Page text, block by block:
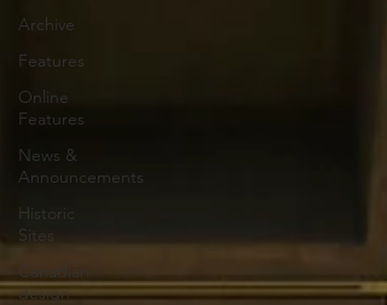
Archive
Features
Online
Features
News &
Announcements
Historic
Sites
Canadian
design